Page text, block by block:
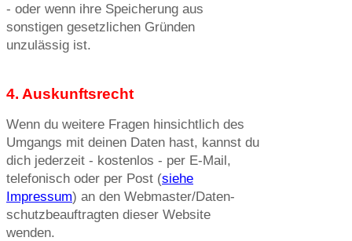
- oder wenn ihre Speicherung aus
sonstigen gesetzlichen Gründen
unzulässig ist.
4. Auskunftsrecht
Wenn du weitere Fragen hinsichtlich des
Umgangs mit deinen Daten hast, kannst du
dich jederzeit - kostenlos - per E-Mail,
telefonisch oder per Post (siehe
Impressum) an den Web­master/Daten­
schutz­beauftragten dieser Website
wenden.